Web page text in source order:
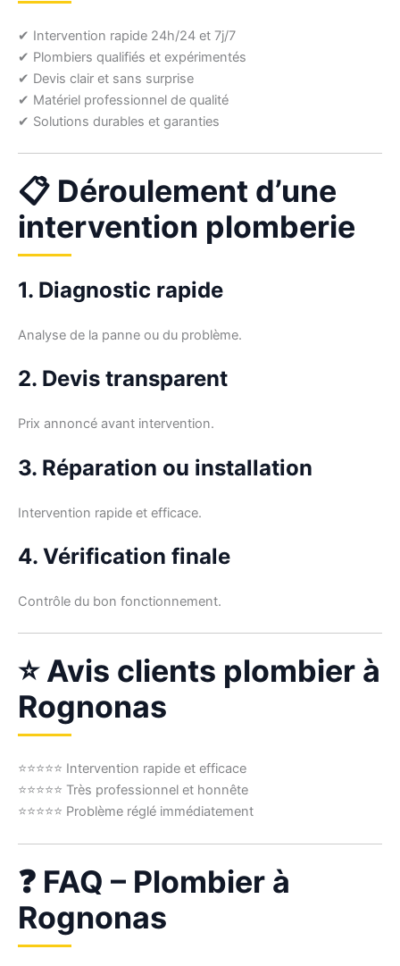
✔ Intervention rapide 24h/24 et 7j/7
✔ Plombiers qualifiés et expérimentés
✔ Devis clair et sans surprise
✔ Matériel professionnel de qualité
✔ Solutions durables et garanties
📋 Déroulement d’une
intervention plomberie
1. Diagnostic rapide
Analyse de la panne ou du problème.
2. Devis transparent
Prix annoncé avant intervention.
3. Réparation ou installation
Intervention rapide et efficace.
4. Vérification finale
Contrôle du bon fonctionnement.
⭐ Avis clients plombier à
Rognonas
⭐⭐⭐⭐⭐ Intervention rapide et efficace
⭐⭐⭐⭐⭐ Très professionnel et honnête
⭐⭐⭐⭐⭐ Problème réglé immédiatement
❓ FAQ – Plombier à
Rognonas